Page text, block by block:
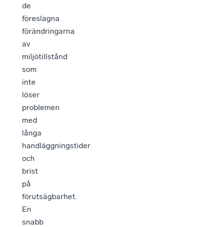
de
föreslagna
förändringarna
av
miljötillstånd
som
inte
löser
problemen
med
långa
handläggningstider
och
brist
på
förutsägbarhet.
En
snabb